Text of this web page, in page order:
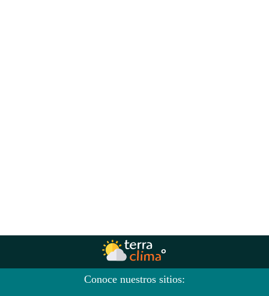
Conoce nuestros sitios: